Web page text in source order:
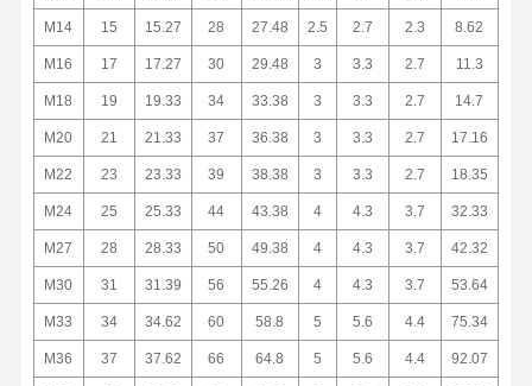
M14 15 15.27 28 27.48 2.5 2.7 2.3 8.62
M16 17 17.27 30 29.48 3 3.3 2.7 11.3
M18 19 19.33 34 33.38 3 3.3 2.7 14.7
M20 21 21.33 37 36.38 3 3.3 2.7 17.16
M22 23 23.33 39 38.38 3 3.3 2.7 18.35
M24 25 25.33 44 43.38 4 4.3 3.7 32.33
M27 28 28.33 50 49.38 4 4.3 3.7 42.32
M30 31 31.39 56 55.26 4 4.3 3.7 53.64
M33 34 34.62 60 58.8 5 5.6 4.4 75.34
M36 37 37.62 66 64.8 5 5.6 4.4 92.07